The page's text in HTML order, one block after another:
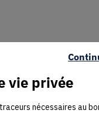
vie privée
nécessaires au